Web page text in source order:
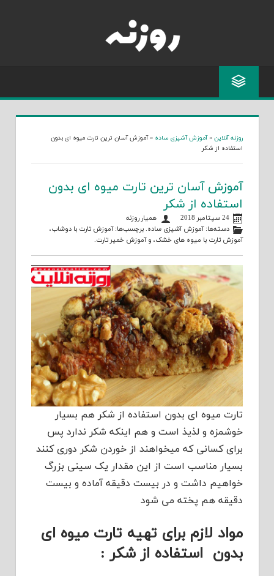
روزنه آنلاین »آموزش آشپزی ساده »آموزش آسان ترین تارت میوه ای بدون
استفاده از شکر
آموزش آسان ترین تارت میوه ای بدون
استفاده از شکر
24 سپتامبر 2018
همیار روزنه
دسته‌ها:آموزش آشپزی ساده. برچسب‌ها:آموزش تارت با دوشاب،
آموزش تارت با میوه های خشک، وآموزش خمیر تارت.
تارت میوه ای بدون استفاده از شکر هم بسیار
خوشمزه و لذیذ است و هم اینکه شکر ندارد پس
برای کسانی که میخواهند از خوردن شکر دوری کنند
بسیار مناسب است از این مقدار یک سینی بزرگ
خواهیم داشت و در بیست دقیقه آماده و بیست
دقیقه هم پخته می شود
مواد لازم برای تهیه تارت میوه ای
بدون استفاده از شکر :